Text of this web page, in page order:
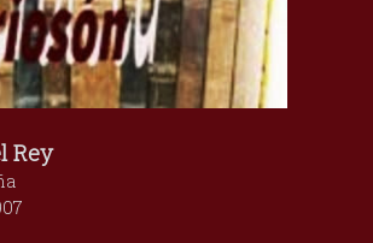
Rey